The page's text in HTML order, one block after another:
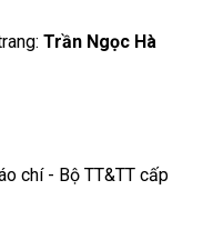
Trần Ngọc Hà
chí - Bộ TT&TT cấp